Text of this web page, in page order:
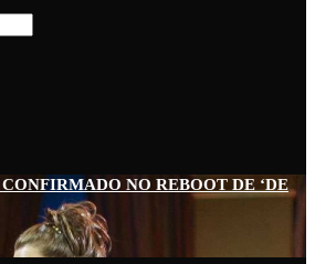
NO REBOOT DE ‘DE